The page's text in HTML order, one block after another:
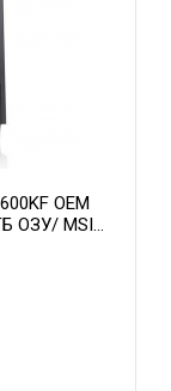
OEM
ОЗУ/ MSI
3xDP